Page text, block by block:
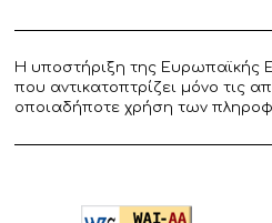
Η υποστήριξη της Ευρωπαϊκής
που αντικατοπτρίζει μόνο τις
οποιαδήποτε χρήση των